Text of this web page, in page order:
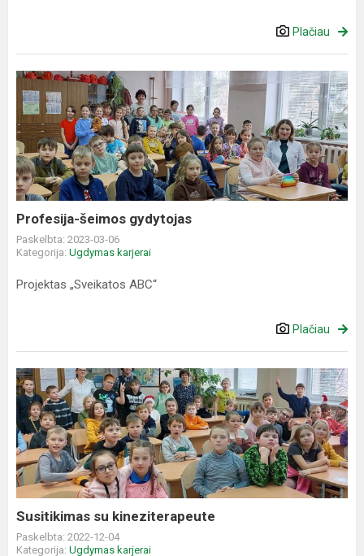
Plačiau
Profesija-
šeimos
gydytojas
Profesija-šeimos gydytojas
Paskelbta: 2023-03-06
Kategorija: Ugdymas karjerai
Projektas „Sveikatos ABC“
Plačiau
Susitikimas
su
kineziterapeute
Susitikimas su kineziterapeute
Paskelbta: 2022-12-04
Kategorija: Ugdymas karjerai